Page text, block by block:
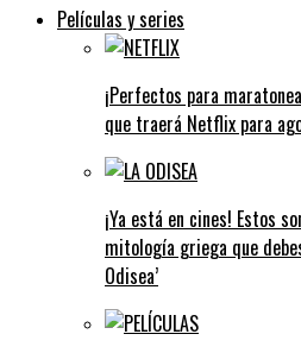
Películas y series
¡Perfectos para
que traerá Netflix para
¡Ya está en cines! Estos
mitología griega que
Odisea’